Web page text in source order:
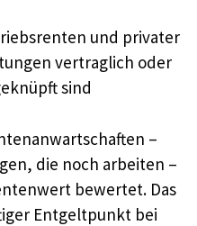
und privater
vertraglich oder
sind
–
die noch arbeiten –
bewertet. Das
Entgeltpunkt bei